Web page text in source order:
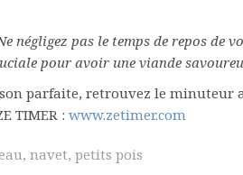
négligez pas le temps de repos de
pour avoir une viande
parfaite, retrouvez le minuteur
TIMER : www.zetimer.com
, navet, petits pois